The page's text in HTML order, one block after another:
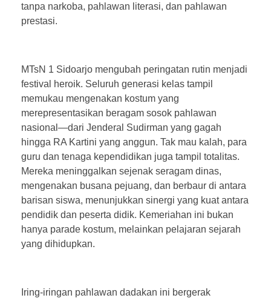
tanpa narkoba, pahlawan literasi, dan pahlawan
prestasi.
MTsN 1 Sidoarjo mengubah peringatan rutin menjadi
festival heroik. Seluruh generasi kelas tampil
memukau mengenakan kostum yang
merepresentasikan beragam sosok pahlawan
nasional—dari Jenderal Sudirman yang gagah
hingga RA Kartini yang anggun. Tak mau kalah, para
guru dan tenaga kependidikan juga tampil totalitas.
Mereka meninggalkan sejenak seragam dinas,
mengenakan busana pejuang, dan berbaur di antara
barisan siswa, menunjukkan sinergi yang kuat antara
pendidik dan peserta didik. Kemeriahan ini bukan
hanya parade kostum, melainkan pelajaran sejarah
yang dihidupkan.
Iring-iringan pahlawan dadakan ini bergerak